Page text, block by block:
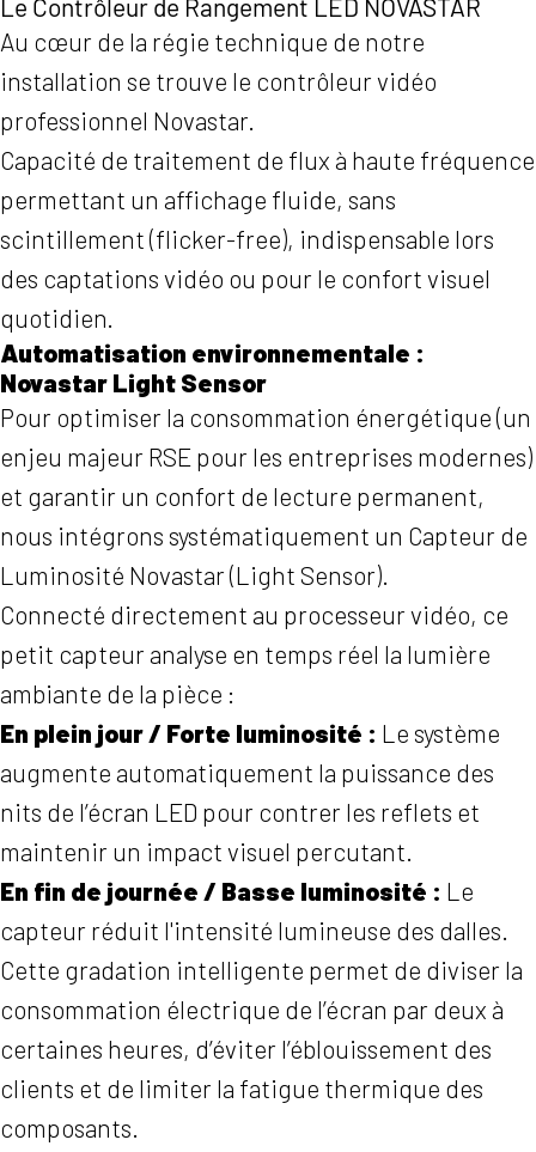
Le Contrôleur de Rangement LED NOVASTAR
Au cœur de la régie technique de notre
installation se trouve le contrôleur vidéo
professionnel Novastar.
Capacité de traitement de flux à haute fréquence
permettant un affichage fluide, sans
scintillement (flicker-free), indispensable lors
des captations vidéo ou pour le confort visuel
quotidien.
Automatisation environnementale :
Novastar Light Sensor
Pour optimiser la consommation énergétique (un
enjeu majeur RSE pour les entreprises modernes)
et garantir un confort de lecture permanent,
nous intégrons systématiquement un Capteur de
Luminosité Novastar (Light Sensor).
Connecté directement au processeur vidéo, ce
petit capteur analyse en temps réel la lumière
ambiante de la pièce :
En plein jour / Forte luminosité : Le système
augmente automatiquement la puissance des
nits de l’écran LED pour contrer les reflets et
maintenir un impact visuel percutant.
En fin de journée / Basse luminosité : Le
capteur réduit l'intensité lumineuse des dalles.
Cette gradation intelligente permet de diviser la
consommation électrique de l’écran par deux à
certaines heures, d’éviter l’éblouissement des
clients et de limiter la fatigue thermique des
composants.